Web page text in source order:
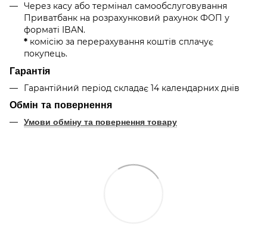
Через касу або термінал самообслуговування
Приватбанк на розрахунковий рахунок ФОП у
форматі IBAN.
* комісію за перерахування коштів сплачує
покупець.
Гарантія
Гарантійний період складає 14 календарних днів
Обмін та повернення
Умови обміну та повернення товару